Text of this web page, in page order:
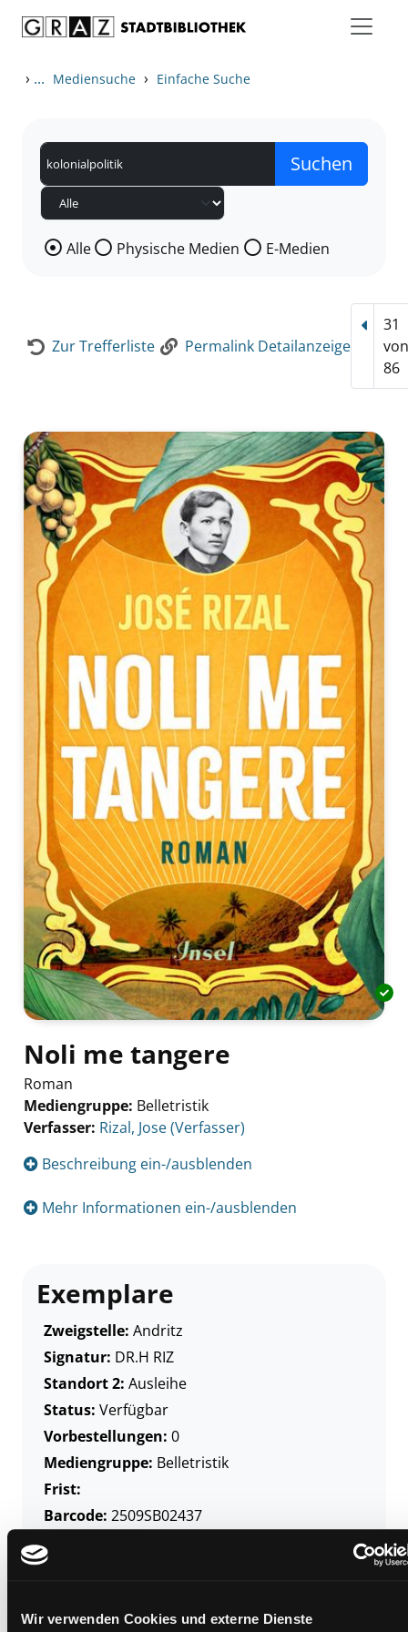
Wir verwenden Cookies und externe Dienste
› ... Mediensuche › Einfache Suche
Wählen Sie die Medienart nach der Sie suchen wollen.
Alle Physische Medien E-Medien
Zur Trefferliste Permalink Detailanzeige
31
von
86
Noli me tangere
Roman
Mediengruppe: Belletristik
Verfasser: Suche nach diesem Verfasser
Rizal, Jose (Verfasser)
Beschreibung ein-/ausblenden
Mehr Informationen ein-/ausblenden
Exemplare
Zweigstelle: Andritz
Signatur: DR.H RIZ
Standort 2: Ausleihe
Status: Verfügbar
Vorbestellungen: 0
Mediengruppe: Belletristik
Frist:
Barcode: 2509SB02437
Standort 3: